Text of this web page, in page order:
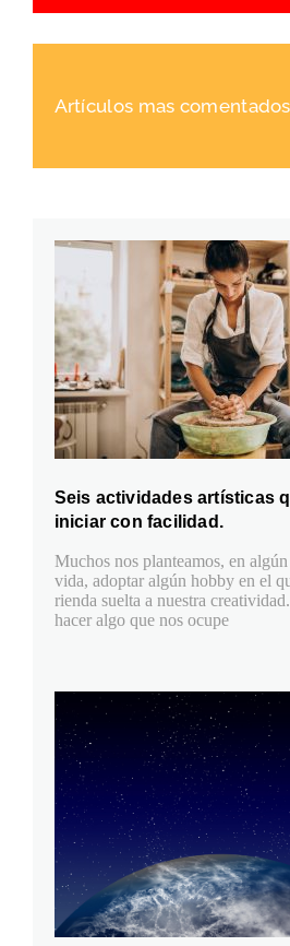
Artículos mas comentados
Seis actividades artísticas
iniciar con facilidad.
Muchos nos planteamos, en
vida, adoptar algún hobby en el
rienda suelta a nuestra
hacer algo que nos ocupe